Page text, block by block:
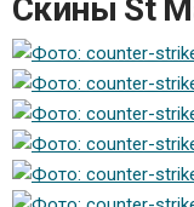
Скины St